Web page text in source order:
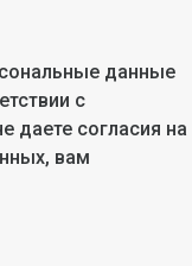
данные
с
даете согласия на
вам